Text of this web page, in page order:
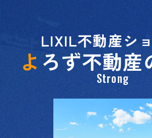
LIXIL不動産シ
よろず不動産
Strong